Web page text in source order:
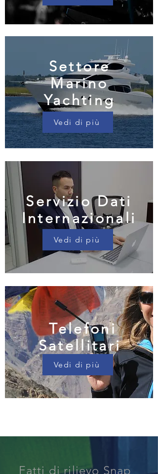
Settore
Marino
Yachting
Vedi di più
Servizio Dati
Internazionali
Vedi di più
Telefoni
Satellitari
Vedi di più
Fatti di rilievo Snap